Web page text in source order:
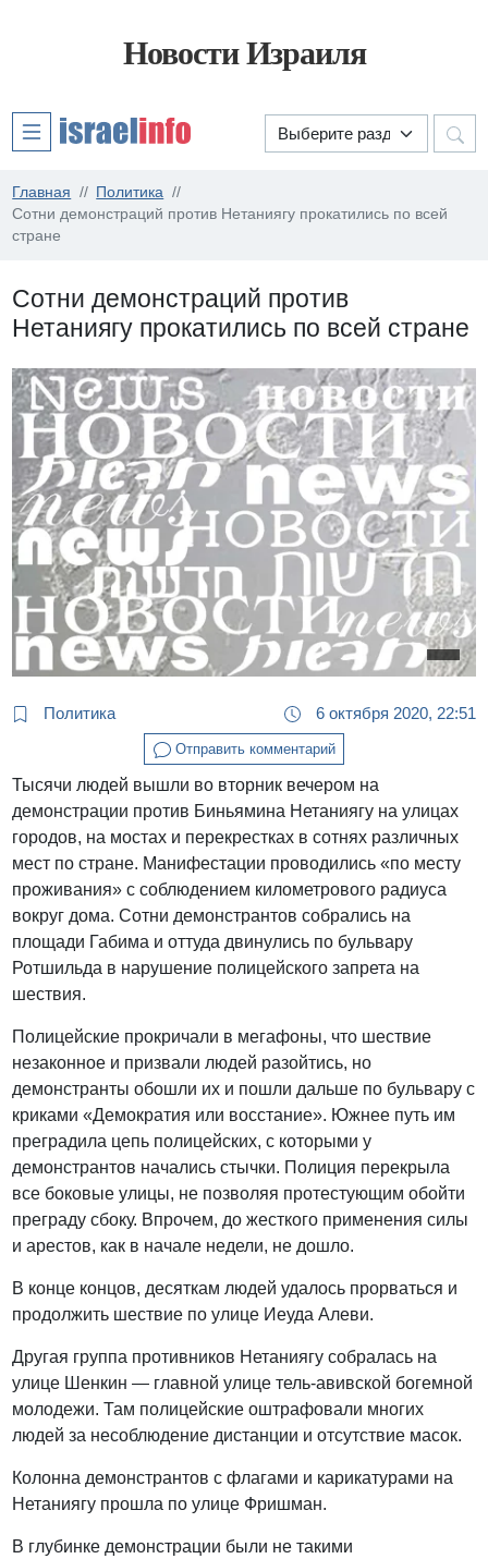
Новости Израиля
Главная
Политика
Сотни демонстраций против Нетаниягу прокатились по всей
стране
Сотни демонстраций против
Нетаниягу прокатились по всей стране
Политика 6 октября 2020, 22:51
Отправить комментарий
Тысячи людей вышли во вторник вечером на
демонстрации против Биньямина Нетаниягу на улицах
городов, на мостах и перекрестках в сотнях различных
мест по стране. Манифестации проводились «по месту
проживания» с соблюдением километрового радиуса
вокруг дома. Сотни демонстрантов собрались на
площади Габима и оттуда двинулись по бульвару
Ротшильда в нарушение полицейского запрета на
шествия.
Полицейские прокричали в мегафоны, что шествие
незаконное и призвали людей разойтись, но
демонстранты обошли их и пошли дальше по бульвару с
криками «Демократия или восстание». Южнее путь им
преградила цепь полицейских, с которыми у
демонстрантов начались стычки. Полиция перекрыла
все боковые улицы, не позволяя протестующим обойти
преграду сбоку. Впрочем, до жесткого применения силы
и арестов, как в начале недели, не дошло.
В конце концов, десяткам людей удалось прорваться и
продолжить шествие по улице Иеуда Алеви.
Другая группа противников Нетаниягу собралась на
улице Шенкин — главной улице тель-авивской богемной
молодежи. Там полицейские оштрафовали многих
людей за несоблюдение дистанции и отсутствие масок.
Колонна демонстрантов с флагами и карикатурами на
Нетаниягу прошла по улице Фришман.
В глубинке демонстрации были не такими